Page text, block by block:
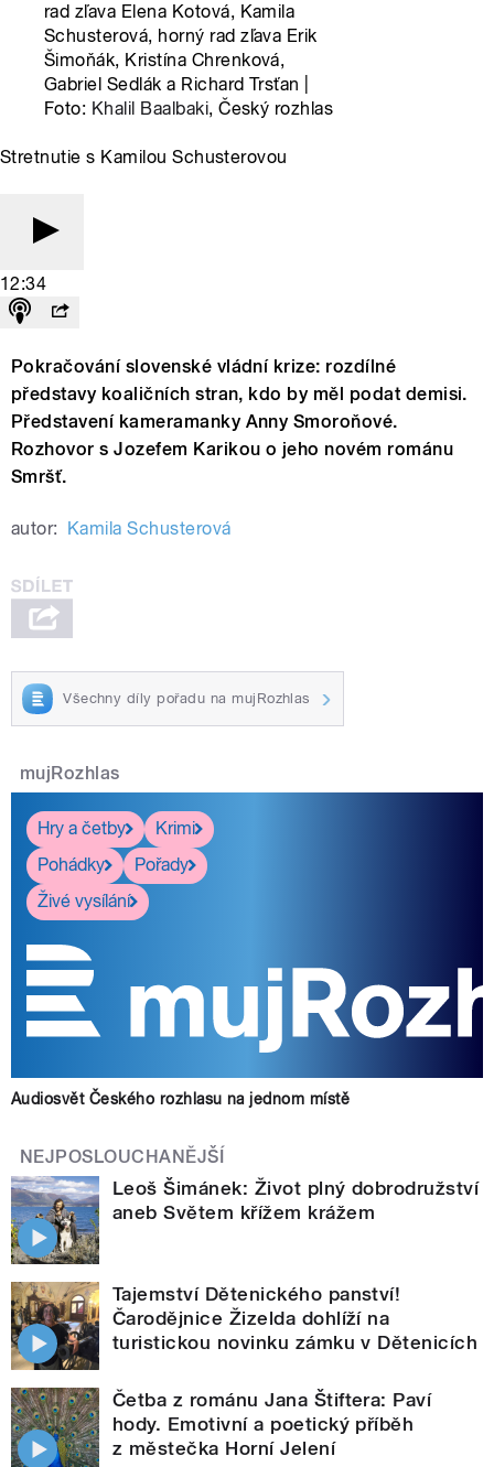
rad zľava Elena Kotová, Kamila
Schusterová, horný rad zľava Erik
Šimoňák, Kristína Chrenková,
Gabriel Sedlák a Richard Trsťan |
Foto: Khalil Baalbaki, Český rozhlas
Stretnutie s Kamilou Schusterovou
12:34
Pokračování slovenské vládní krize: rozdílné
představy koaličních stran, kdo by měl podat demisi.
Představení kameramanky Anny Smoroňové.
Rozhovor s Jozefem Karikou o jeho novém románu
Smršť.
autor: Kamila Schusterová
Všechny díly pořadu na mujRozhlas
mujRozhlas
Hry a četby
Krimi
Pohádky
Pořady
Živé vysílání
Audiosvět Českého rozhlasu na jednom místě
NEJPOSLOUCHANĚJŠÍ
Leoš Šimánek: Život plný dobrodružství
aneb Světem křížem krážem
Tajemství Dětenického panství!
Čarodějnice Žizelda dohlíží na
turistickou novinku zámku v Dětenicích
Četba z románu Jana Štiftera: Paví
hody. Emotivní a poetický příběh
z městečka Horní Jelení